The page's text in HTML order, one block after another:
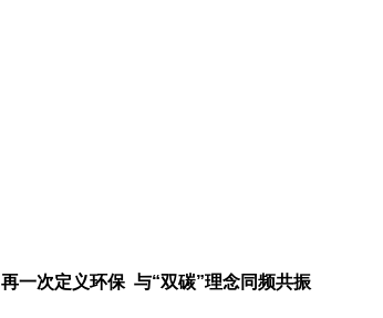
再一次定义环保 与“双碳”理念同频共振